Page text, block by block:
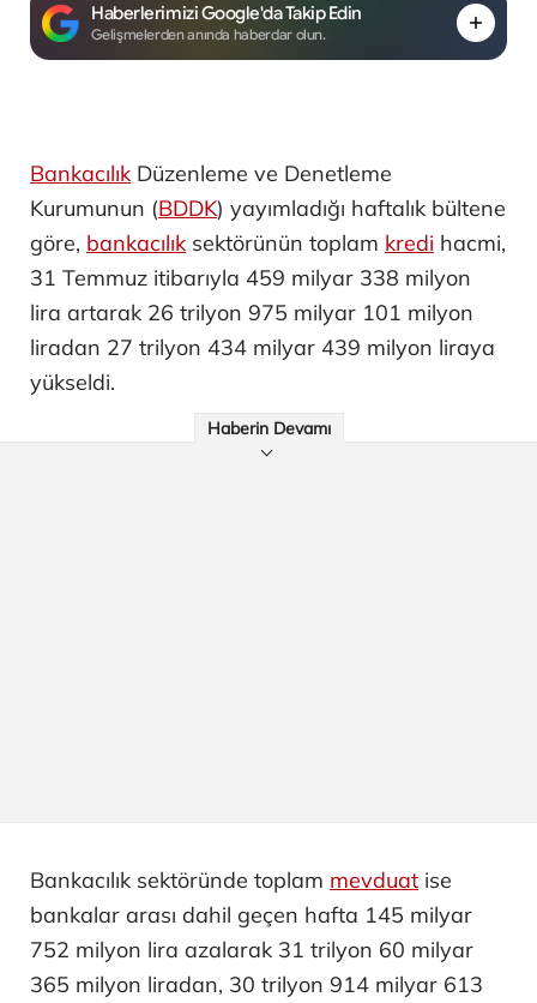
Haberlerimizi Google'da Takip Edin
Gelişmelerden anında haberdar olun.
Bankacılık Düzenleme ve Denetleme
Kurumunun (BDDK) yayımladığı haftalık bültene
göre, bankacılık sektörünün toplam kredi hacmi,
31 Temmuz itibarıyla 459 milyar 338 milyon
lira artarak 26 trilyon 975 milyar 101 milyon
liradan 27 trilyon 434 milyar 439 milyon liraya
yükseldi.
Haberin Devamı
Bankacılık sektöründe toplam mevduat ise
bankalar arası dahil geçen hafta 145 milyar
752 milyon lira azalarak 31 trilyon 60 milyar
365 milyon liradan, 30 trilyon 914 milyar 613